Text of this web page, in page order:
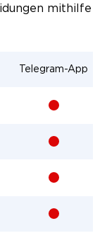
mithilfe
Telegram-App
-
-
-
-